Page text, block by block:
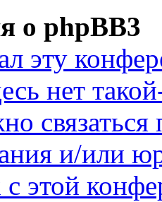
о phpBB3
эту
нет
связаться
и/или
с этой